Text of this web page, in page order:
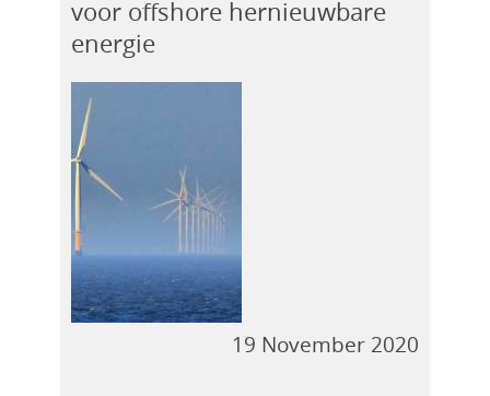
voor offshore hernieuwbare
energie
19 November 2020